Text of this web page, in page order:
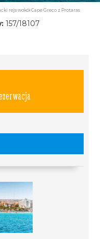
rejs wokół Cape Greco z Protaras
157/18107